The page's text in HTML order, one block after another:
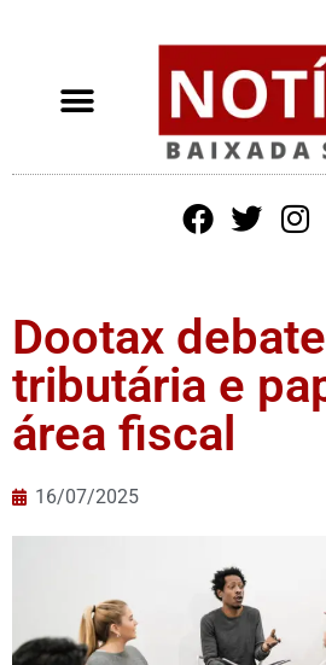
Dootax
tributária e
área fiscal
16/07/2025